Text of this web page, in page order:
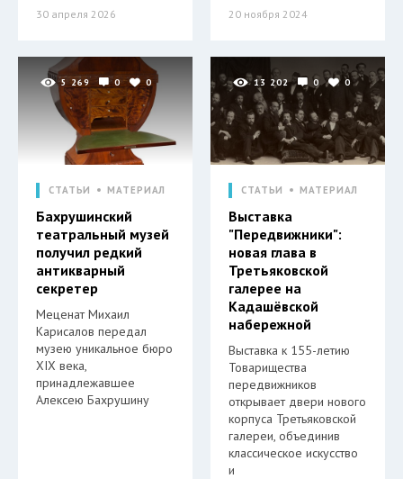
30 апреля 2026 20 ноября 2024
5 269 0 0
СТАТЬИ МАТЕРИАЛ
Бахрушинский
театральный музей
получил редкий
антикварный
секретер
Меценат Михаил
Карисалов передал
музею уникальное бюро
XIX века,
принадлежавшее
Алексею Бахрушину
13 202 0 0
СТАТЬИ МАТЕРИАЛ
Выставка
"Передвижники":
новая глава в
Третьяковской
галерее на
Кадашёвской
набережной
Выставка к 155-летию
Товарищества
передвижников
открывает двери нового
корпуса Третьяковской
галереи, объединив
классическое искусство
и